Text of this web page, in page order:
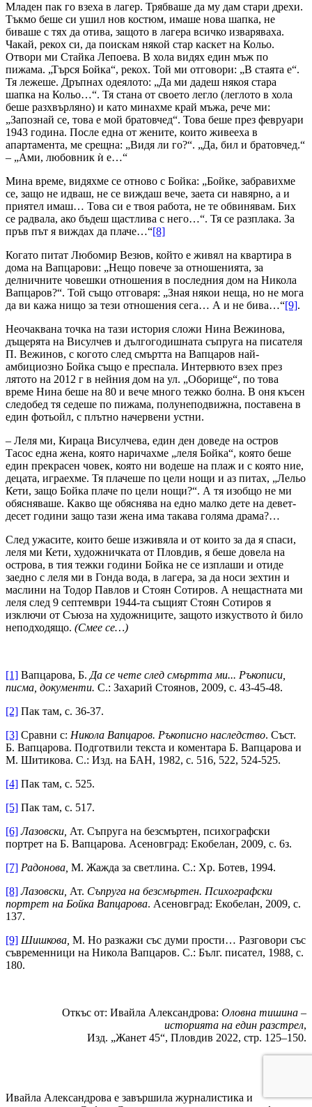
Младен пак го взеха в лагер. Трябваше да му дам стари дрехи.
Тъкмо беше си ушил нов костюм, имаше нова шапка, не
биваше с тях да отива, защото в лагера всичко изваряваха.
Чакай, рекох си, да поискам някой стар каскет на Кольо.
Отвори ми Стайка Лепоева. В хола видях един мъж по
пижама. „Търся Бойка“, рекох. Той ми отговори: „В стаята е“.
Тя лежеше. Дръпнах одеялото: „Да ми дадеш някоя стара
шапка на Кольо…“. Тя стана от своето легло (леглото в хола
беше разхвърляно) и като минахме край мъжа, рече ми:
„Запознай се, това е мой братовчед“. Това беше през февруари
1943 година. После една от жените, които живееха в
апартамента, ме срещна: „Видя ли го?“. „Да, бил и братовчед.“
– „Ами, любовник ѝ е…“
Мина време, видяхме се отново с Бойка: „Бойке, забравихме
се, защо не идваш, не се виждаш вече, заета си навярно, а и
приятел имаш… Това си е твоя работа, не те обвинявам. Бих
се радвала, ако бъдеш щастлива с него…“. Тя се разплака. За
пръв път я виждах да плаче…“[8]
Когато питат Любомир Везюв, който е живял на квартира в
дома на Вапцарови: „Нещо повече за отношенията, за
делничните човешки отношения в последния дом на Никола
Вапцаров?“. Той също отговаря: „Зная някои неща, но не мога
да ви кажа нищо за тези отношения сега… А и не бива…“[9].
Неочаквана точка на тази история сложи Нина Вежинова,
дъщерята на Висулчев и дългогодишната съпруга на писателя
П. Вежинов, с когото след смъртта на Вапцаров най-
амбициозно Бойка също е преспала. Интервюто взех през
лятото на 2012 г в нейния дом на ул. „Оборище“, по това
време Нина беше на 80 и вече много тежко болна. В оня късен
следобед тя седеше по пижама, полунеподвижна, поставена в
един фотьойл, с плътно начервени устни.
– Леля ми, Кираца Висулчева, един ден доведе на остров
Тасос една жена, която наричахме „леля Бойка“, която беше
един прекрасен човек, която ни водеше на плаж и с която ние,
децата, играехме. Тя плачеше по цели нощи и аз питах, „Лельо
Кети, защо Бойка плаче по цели нощи?“. А тя изобщо не ми
обясняваше. Какво ще обяснява на едно малко дете на девет-
десет години защо тази жена има такава голяма драма?…
След ужасите, които беше изживяла и от които за да я спаси,
леля ми Кети, художничката от Пловдив, я беше довела на
острова, в тия тежки години Бойка не се изплаши и отиде
заедно с леля ми в Гонда вода, в лагера, за да носи зехтин и
маслини на Тодор Павлов и Стоян Сотиров. А нещастната ми
леля след 9 септември 1944-та същият Стоян Сотиров я
изключи от Съюза на художниците, защото изкуството ѝ било
неподходящо. (Смее се…)
[1] Вапцарова, Б. Да се чете след смъртта ми... Ръкописи,
писма, документи. С.: Захарий Стоянов, 2009, с. 43-45-48.
[2] Пак там, с. 36-37.
[3] Сравни с: Никола Вапцаров. Ръкописно наследство. Съст.
Б. Вапцарова. Подготвили текста и коментара Б. Вапцарова и
М. Шитикова. С.: Изд. на БАН, 1982, с. 516, 522, 524-525.
[4] Пак там, с. 525.
[5] Пак там, с. 517.
[6] Лазовски, Ат. Съпруга на безсмъртен, психографски
портрет на Б. Вапцарова. Асеновград: Екобелан, 2009, с. 6з.
[7] Радонова, М. Жажда за светлина. С.: Хр. Ботев, 1994.
[8] Лазовски, Ат. Съпруга на безсмъртен. Психографски
портрет на Бойка Вапцарова. Асеновград: Екобелан, 2009, с.
137.
[9] Шишкова, М. Но разкажи със думи прости… Разговори със
съвременници на Никола Вапцаров. С.: Бълг. писател, 1988, с.
180.
Откъс от: Ивайла Александрова: Оловна тишина –
историята на един разстрел,
Изд. „Жанет 45“, Пловдив 2022, стр. 125–150.
Ивайла Александрова е завършила журналистика и